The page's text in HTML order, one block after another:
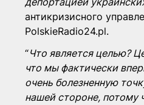
антикризисного
PolskieRadio24.pl.
“Что является целью?
что мы фактически
очень болезненную
нашей стороне, потому